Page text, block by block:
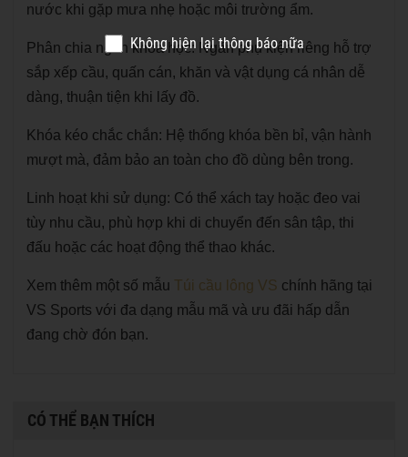
nước khi gặp mưa nhẹ hoặc môi trường ẩm.
Phân chia ngăn khoa học: Ngăn phụ kiện riêng hỗ trợ
sắp xếp cầu, quấn cán, khăn và vật dụng cá nhân dễ
dàng, thuận tiện khi lấy đồ.
Khóa kéo chắc chắn: Hệ thống khóa bền bỉ, vận hành
mượt mà, đảm bảo an toàn cho đồ dùng bên trong.
Linh hoạt khi sử dụng: Có thể xách tay hoặc đeo vai
tùy nhu cầu, phù hợp khi di chuyển đến sân tập, thi
đấu hoặc các hoạt động thể thao khác.
Xem thêm một số mẫu Túi cầu lông VS chính hãng tại
VS Sports với đa dạng mẫu mã và ưu đãi hấp dẫn
đang chờ đón bạn.
CÓ THỂ BẠN THÍCH
Không hiện lại thông báo nữa